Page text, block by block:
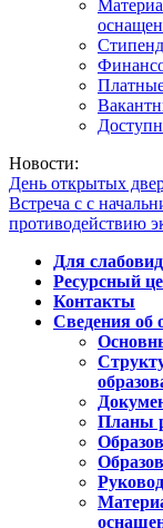
Новости:
День открытых
Встреча с с
противодействию
Для
Ресурсный
Контакты
Сведения об
Планы